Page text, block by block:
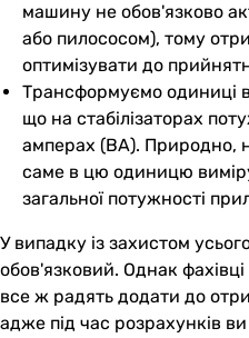
машину не обов'язково
або пилососом), тому
оптимізувати до
Трансформуємо одиниці
що на стабілізаторах
амперах (ВА). Природно,
саме в цю одиницю
загальної потужності
У випадку із захистом
обов'язковий. Однак фахівці
все ж радять додати до
адже під час розрахунків